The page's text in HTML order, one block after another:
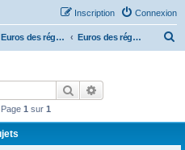
Connexion
Inscription
Euros des régions 2010 à 2012 Euros des régions 2011
Rechercher
1 sur 1